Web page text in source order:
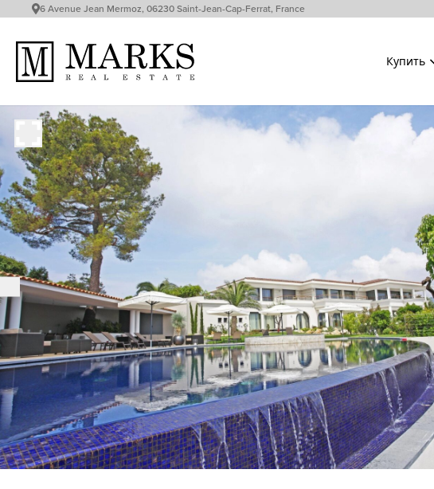
6 Avenue Jean Mermoz, 06230 Saint-Jean-Cap-Ferrat, France
Купить